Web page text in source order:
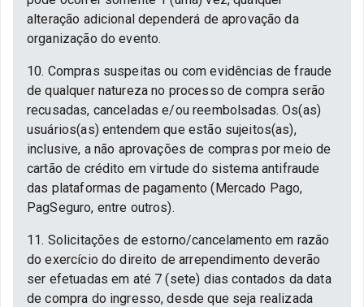
alteração adicional dependerá de aprovação da
organização do evento.
10. Compras suspeitas ou com evidências de fraude
de qualquer natureza no processo de compra serão
recusadas, canceladas e/ou reembolsadas. Os(as)
usuários(as) entendem que estão sujeitos(as),
inclusive, a não aprovações de compras por meio de
cartão de crédito em virtude do sistema antifraude
das plataformas de pagamento (Mercado Pago,
PagSeguro, entre outros).
11. Solicitações de estorno/cancelamento em razão
do exercício do direito de arrependimento deverão
ser efetuadas em até 7 (sete) dias contados da data
de compra do ingresso, desde que seja realizada